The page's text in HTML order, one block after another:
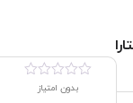
بدون امتیاز